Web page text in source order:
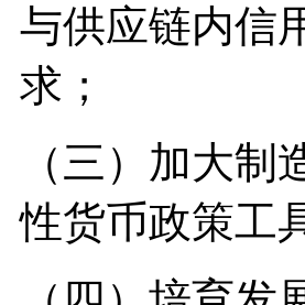
与供应链内信
求；
（三）加大
性货币政策工